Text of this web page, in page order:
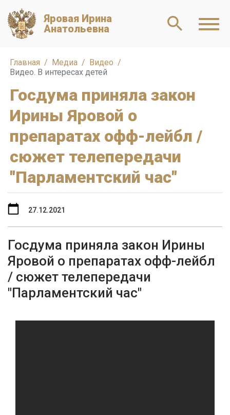
Яровая Ирина
Анатольевна
Главная Медиа
Видео
Видео. В интересах детей
Госдума приняла закон
Ирины Яровой о
препаратах офф-лейбл /
сюжет телепередачи
"Парламентский час"
Госдума приняла закон Ирины
Яровой о препаратах офф-лейбл
/ сюжет телепередачи
"Парламентский час"
27.12.2021